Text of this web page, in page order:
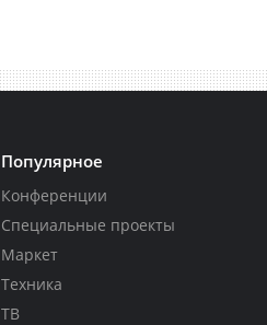
Популярное
Конференции
Специальные проекты
Маркет
Техника
ТВ